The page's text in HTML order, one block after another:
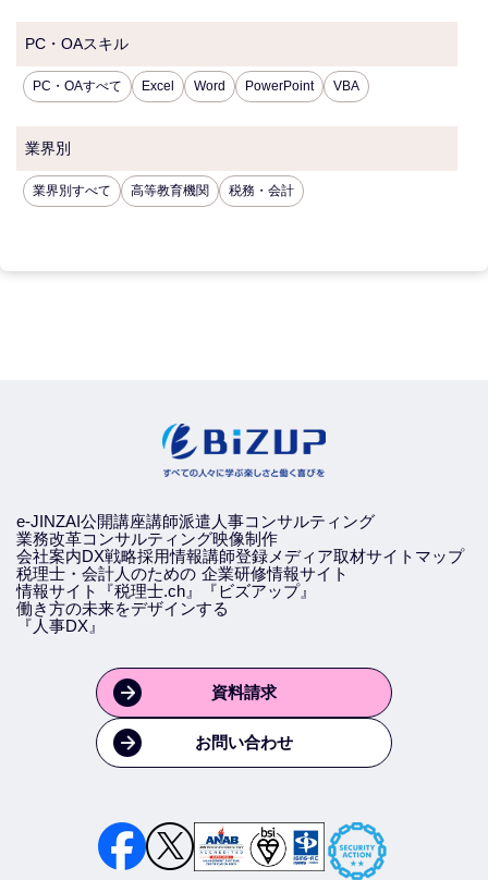
PC・OAスキル
PC・OAすべて Excel Word PowerPoint VBA
業界別
業界別すべて 高等教育機関 税務・会計
e-JINZAI公開講座講師派遣 人事コンサルティング
業務改革コンサルティング映像制作
会社案内DX戦略採用情報講師登録 メディア取材サイトマップ
税理士・会計人のための
情報サイト『税理士.ch』
企業研修情報サイト
『ビズアップ』
働き方の未来をデザインする
『人事DX』
資料請求
お問い合わせ